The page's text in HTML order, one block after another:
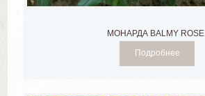
МОНАРДА BALMY ROSE
Подробнее